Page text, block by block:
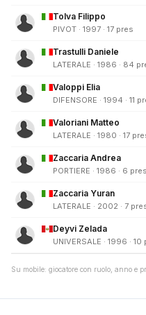
Tolva Filippo
PIVOT · 1997 · 17 pres
Trastulli Daniele
LATERALE · 1986 · 84
Valoppi Elia
DIFENSORE · 1994 · 11
Valoriani Matteo
LATERALE · 1980 · 17
Zaccaria Andrea
PORTIERE · 1986 · 6 pres
Zaccaria Yuran
LATERALE · 2002 · 7
Deyvi Zelada
UNIVERSALE · 1996 · 10
Su mobile: giocatore con ruolo, anno e